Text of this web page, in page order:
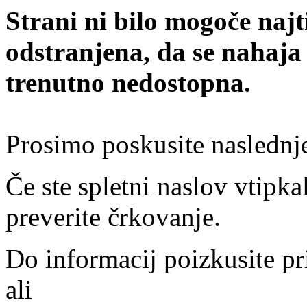
Strani ni bilo mogoče
odstranjena, da se
trenutno nedostopna.
Prosimo poskusite
Če ste spletni naslov
preverite črkovanje.
Do informacij poizkusite
ali